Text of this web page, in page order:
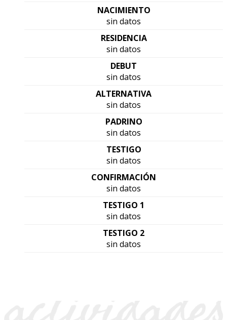
NACIMIENTO
sin datos
RESIDENCIA
sin datos
DEBUT
sin datos
ALTERNATIVA
sin datos
PADRINO
sin datos
TESTIGO
sin datos
CONFIRMACIÓN
sin datos
TESTIGO 1
sin datos
TESTIGO 2
sin datos